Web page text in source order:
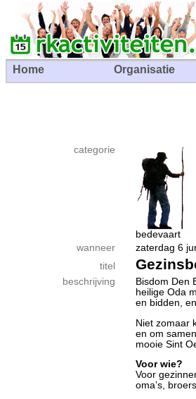
Home Organisatie
categorie
bedevaart
wanneer
zaterdag 6
titel
beschrijving
Bisdom Den
heilige Oda
en bidden,
Niet zomaar
en om
mooie Sint
Voor wie?
Voor
oma’s,